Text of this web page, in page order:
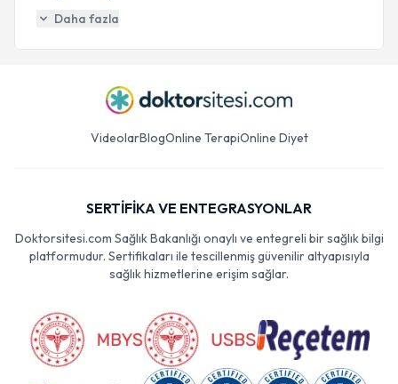
Daha fazla
VideolarBlogOnline TerapiOnline Diyet
SERTİFİKA VE ENTEGRASYONLAR
Doktorsitesi.com Sağlık Bakanlığı onaylı ve entegreli bir sağlık bilgi
platformudur. Sertifikaları ile tescillenmiş güvenilir altyapısıyla
sağlık hizmetlerine erişim sağlar.